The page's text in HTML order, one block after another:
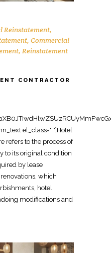
Reinstatement,
, Commercial
, Reinstatement
CONTRACTOR